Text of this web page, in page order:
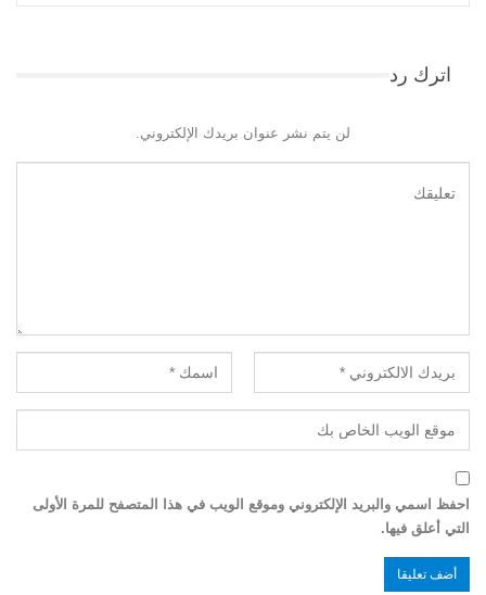
اترك رد
لن يتم نشر عنوان بريدك الإلكتروني.
احفظ اسمي والبريد الإلكتروني وموقع الويب في هذا المتصفح للمرة الأولى
التي أعلق فيها.